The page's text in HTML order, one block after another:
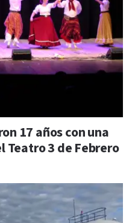
17 años con una
Teatro 3 de Febrero